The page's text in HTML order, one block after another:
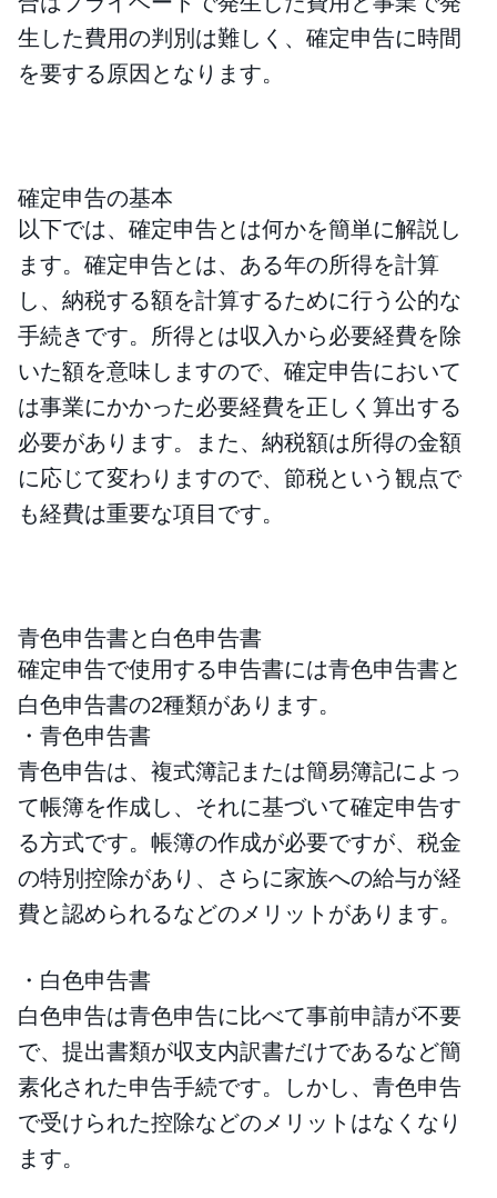
生した費用の判別は難しく、確定申告に時間
を要する原因となります。
確定申告の基本
以下では、確定申告とは何かを簡単に解説し
ます。確定申告とは、ある年の所得を計算
し、納税する額を計算するために行う公的な
手続きです。所得とは収入から必要経費を除
いた額を意味しますので、確定申告において
は事業にかかった必要経費を正しく算出する
必要があります。また、納税額は所得の金額
に応じて変わりますので、節税という観点で
も経費は重要な項目です。
青色申告書と白色申告書
確定申告で使用する申告書には青色申告書と
白色申告書の2種類があります。
・青色申告書
青色申告は、複式簿記または簡易簿記によっ
て帳簿を作成し、それに基づいて確定申告す
る方式です。帳簿の作成が必要ですが、税金
の特別控除があり、さらに家族への給与が経
費と認められるなどのメリットがあります。
・白色申告書
白色申告は青色申告に比べて事前申請が不要
で、提出書類が収支内訳書だけであるなど簡
素化された申告手続です。しかし、青色申告
で受けられた控除などのメリットはなくなり
ます。